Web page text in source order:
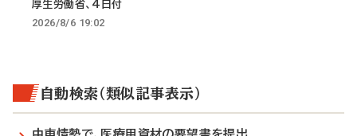
厚生労働省、4日付
2026/8/6 19:02
自動検索（類似記事表示）